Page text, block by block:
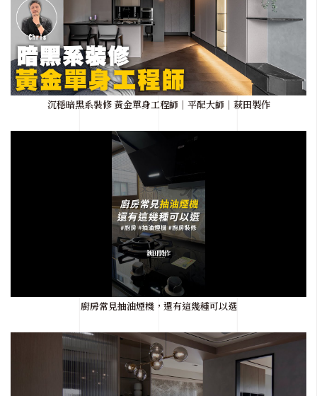
沉穩暗黑系裝修 黃金單身工程師｜平配大師｜萩田製作
廚房常見抽油煙機，還有這幾種可以選